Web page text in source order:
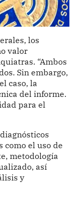
los
valor
“Ambos
Sin embargo,
caso, la
del informe.
para el
como el uso de
metodología
así
y